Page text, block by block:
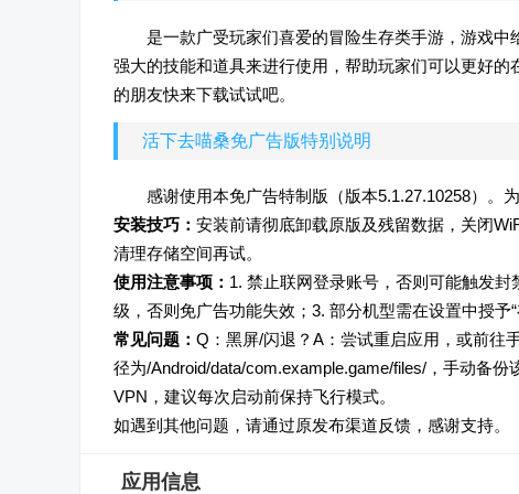
是一款广受玩家们喜爱的冒险生存类手游，游戏
强大的技能和道具来进行使用，帮助玩家们可以更好
的朋友快来下载试试吧。
活下去喵桑免广告版特别说明
感谢使用本免广告特制版（版本5.1.27.10258）。
安装技巧： 安装前请彻底卸载原版及残留数据，关闭
清理存储空间再试。
使用注意事项： 1. 禁止联网登录账号，否则可能触发封
级，否则免广告功能失效；3. 部分机型需在设置中授予“
常见问题： Q：黑屏/闪退？A：尝试重启应用，或前往
径为/Android/data/com.example.game/files/，手动备
VPN，建议每次启动前保持飞行模式。
如遇到其他问题，请通过原发布渠道反馈，感谢支持。
应用信息